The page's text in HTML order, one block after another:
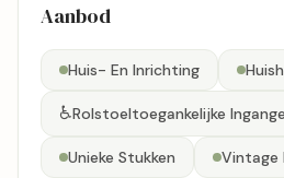
Aanbod
Huis- En Inrichting
♿Rolstoeltoegankelijke
Unieke Stukken Vintage